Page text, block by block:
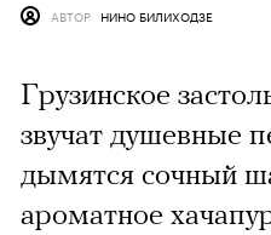
АВТОР НИНО БИЛИХОДЗЕ
Грузинское
звучат душевные
дымятся сочный
ароматное